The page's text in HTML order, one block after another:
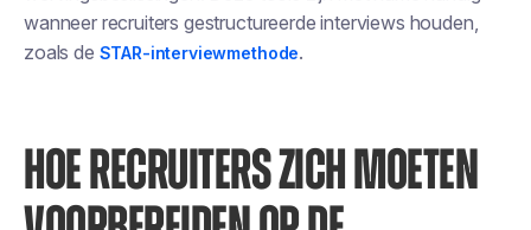
wanneer recruiters gestructureerde interviews houden,
zoals de STAR-interviewmethode.
HOE RECRUITERS ZICH MOETEN